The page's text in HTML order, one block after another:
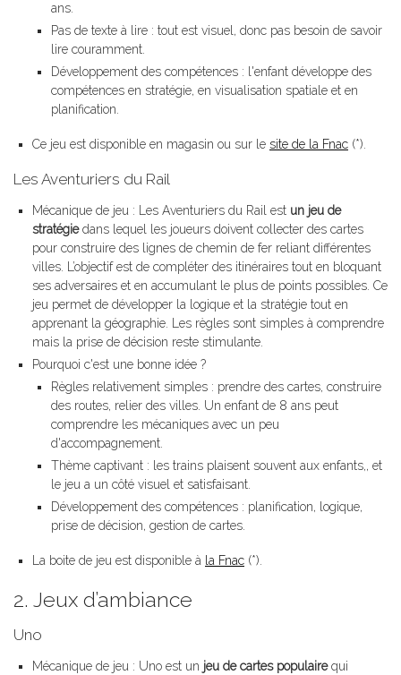
ans.
Pas de texte à lire : tout est visuel, donc pas besoin de savoir
lire couramment.
Développement des compétences : l'enfant développe des
compétences en stratégie, en visualisation spatiale et en
planification.
Ce jeu est disponible en magasin ou sur le site de la Fnac (*).
Les Aventuriers du Rail
Mécanique de jeu : Les Aventuriers du Rail est un jeu de
stratégiedans lequel les joueurs doivent collecter des cartes
pour construire des lignes de chemin de fer reliant différentes
villes. L’objectif est de compléter des itinéraires tout en bloquant
ses adversaires et en accumulant le plus de points possibles. Ce
jeu permet de développer la logique et la stratégie tout en
apprenant la géographie. Les règles sont simples à comprendre
mais la prise de décision reste stimulante.
Pourquoi c'est une bonne idée ?
Règles relativement simples : prendre des cartes, construire
des routes, relier des villes. Un enfant de 8 ans peut
comprendre les mécaniques avec un peu
d'accompagnement.
Thème captivant : les trains plaisent souvent aux enfants,, et
le jeu a un côté visuel et satisfaisant.
Développement des compétences : planification, logique,
prise de décision, gestion de cartes.
La boite de jeu est disponible à la Fnac (*).
2. Jeux d’ambiance
Uno
Mécanique de jeu : Uno est un jeu de cartes populairequi